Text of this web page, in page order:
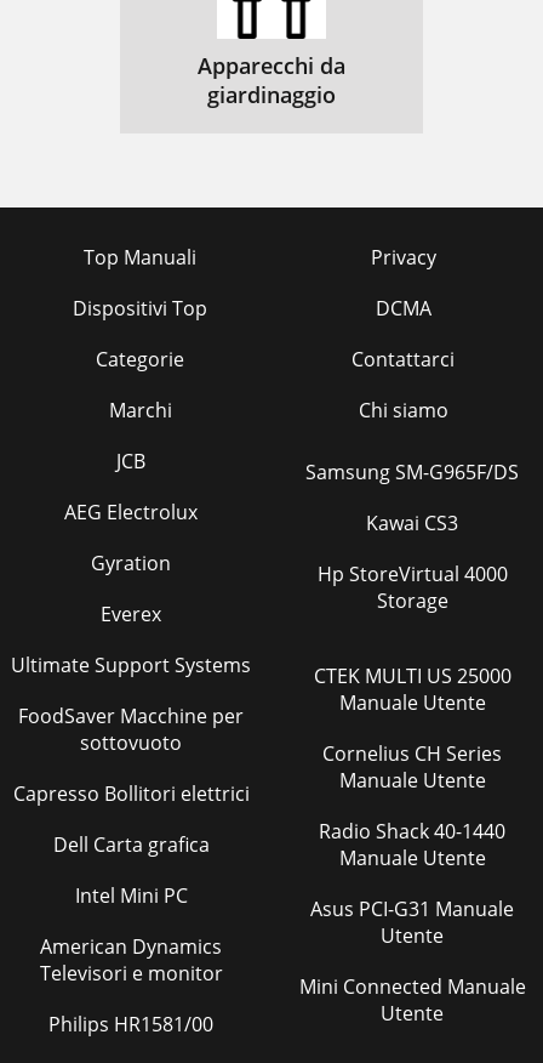
Apparecchi da
giardinaggio
Top Manuali
Dispositivi Top
Categorie
Marchi
Privacy
DCMA
Contattarci
Chi siamo
JCB
AEG Electrolux
Gyration
Everex
Ultimate Support Systems
FoodSaver Macchine per
sottovuoto
Capresso Bollitori elettrici
Dell Carta grafica
Intel Mini PC
American Dynamics
Televisori e monitor
Philips HR1581/00
Samsung SM-G965F/DS
Kawai CS3
Hp StoreVirtual 4000
Storage
CTEK MULTI US 25000
Manuale Utente
Cornelius CH Series
Manuale Utente
Radio Shack 40-1440
Manuale Utente
Asus PCI-G31 Manuale
Utente
Mini Connected Manuale
Utente